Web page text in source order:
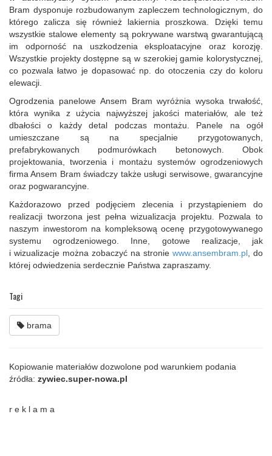
Bram dysponuje rozbudowanym zapleczem technologicznym, do
którego zalicza się również lakiernia proszkowa. Dzięki temu
wszystkie stalowe elementy są pokrywane warstwą gwarantującą
im odporność na uszkodzenia eksploatacyjne oraz korozję.
Wszystkie projekty dostępne są w szerokiej gamie kolorystycznej,
co pozwala łatwo je dopasować np. do otoczenia czy do koloru
elewacji.
Ogrodzenia panelowe Ansem Bram wyróżnia wysoka trwałość,
która wynika z użycia najwyższej jakości materiałów, ale też
dbałości o każdy detal podczas montażu. Panele na ogół
umieszczane są na specjalnie przygotowanych,
prefabrykowanych podmurówkach betonowych. Obok
projektowania, tworzenia i montażu systemów ogrodzeniowych
firma Ansem Bram świadczy także usługi serwisowe, gwarancyjne
oraz pogwarancyjne.
Każdorazowo przed podjęciem zlecenia i przystąpieniem do
realizacji tworzona jest pełna wizualizacja projektu. Pozwala to
naszym inwestorom na kompleksową ocenę przygotowywanego
systemu ogrodzeniowego. Inne, gotowe realizacje, jak
i wizualizacje można zobaczyć na stronie www.ansembram.pl, do
której odwiedzenia serdecznie Państwa zapraszamy.
Tagi
brama
Kopiowanie materiałów dozwolone pod warunkiem podania
źródła: zywiec.super-nowa.pl
r e k l a m a